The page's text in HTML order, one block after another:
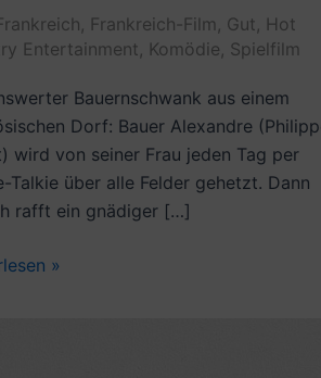
, Frankreich-Film , Gut, Hot
Entertainment, Komödie, Spielfilm
Bauernschwank aus einem
Dorf: Bauer Alexandre
wird von seiner Frau jeden Tag per
Talkie über alle Felder gehetzt. Dann
rafft ein gnädiger […]
»